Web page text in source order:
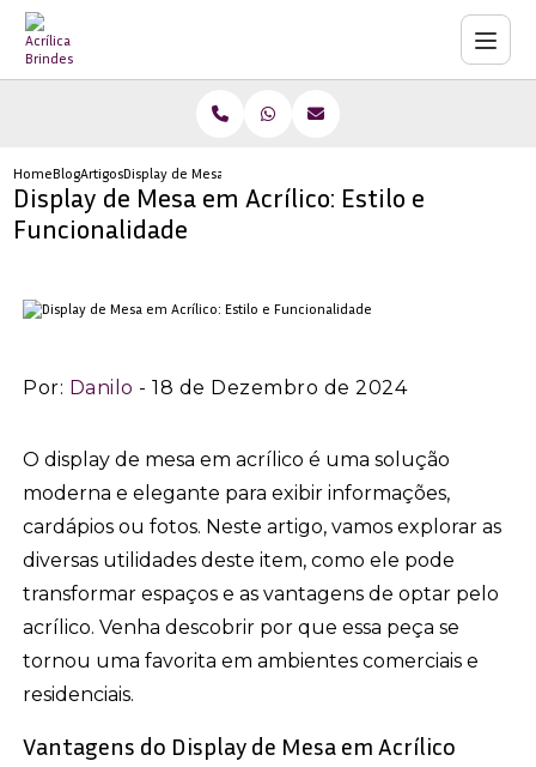
HomeBlogArtigosDisplay de Mesa em Acrílico: Estilo e Funcionalidade
Display de Mesa em Acrílico: Estilo e
Funcionalidade
Por: Danilo - 18 de Dezembro de 2024
O display de mesa em acrílico é uma solução
moderna e elegante para exibir informações,
cardápios ou fotos. Neste artigo, vamos explorar as
diversas utilidades deste item, como ele pode
transformar espaços e as vantagens de optar pelo
acrílico. Venha descobrir por que essa peça se
tornou uma favorita em ambientes comerciais e
residenciais.
Vantagens do Display de Mesa em Acrílico